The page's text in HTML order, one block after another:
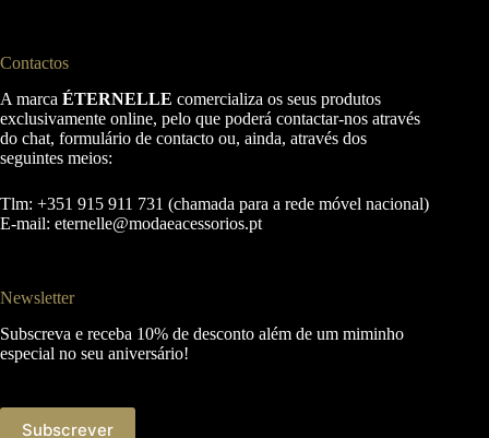
Contactos
A marca ÉTERNELLE comercializa os seus produtos
exclusivamente online, pelo que poderá contactar-nos através
do chat, formulário de contacto ou, ainda, através dos
seguintes meios:
Tlm: +351 915 911 731 (chamada para a rede móvel nacional)
E-mail: eternelle@modaeacessorios.pt
Newsletter
Subscreva e receba 10% de desconto além de um miminho
especial no seu aniversário!
Subscrever